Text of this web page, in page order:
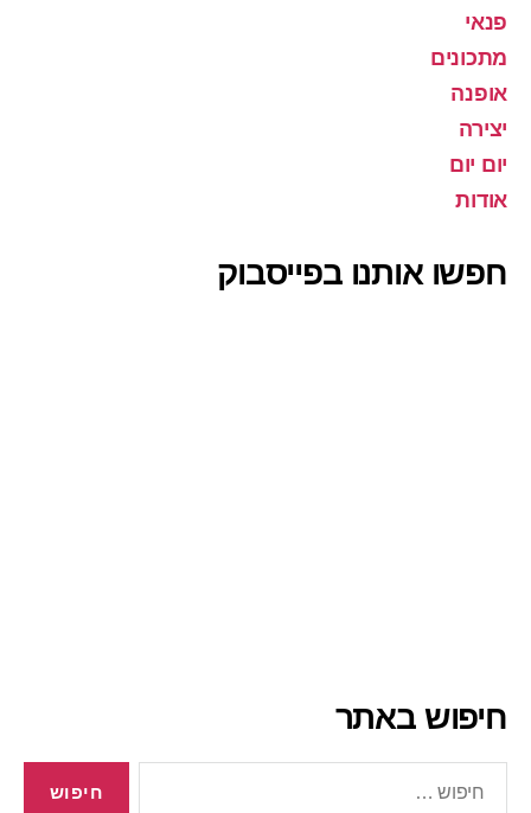
פנאי
מתכונים
אופנה
יצירה
יום יום
אודות
חפשו אותנו בפייסבוק
חיפוש באתר